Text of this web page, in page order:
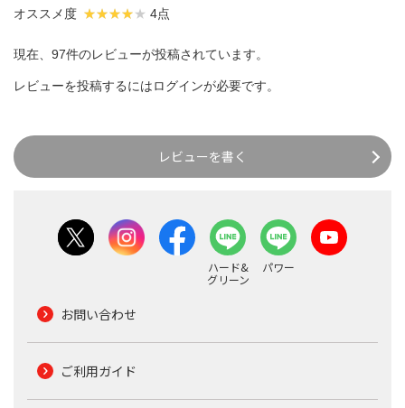
オススメ度 4点
現在、97件のレビューが投稿されています。
レビューを投稿するにはログインが必要です。
レビューを書く
ハード&
グリーン
パワー
お問い合わせ
ご利用ガイド